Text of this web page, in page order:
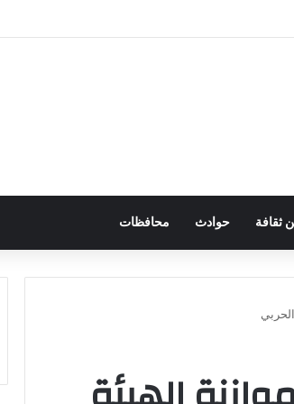
ثقافة حوادث محافظات